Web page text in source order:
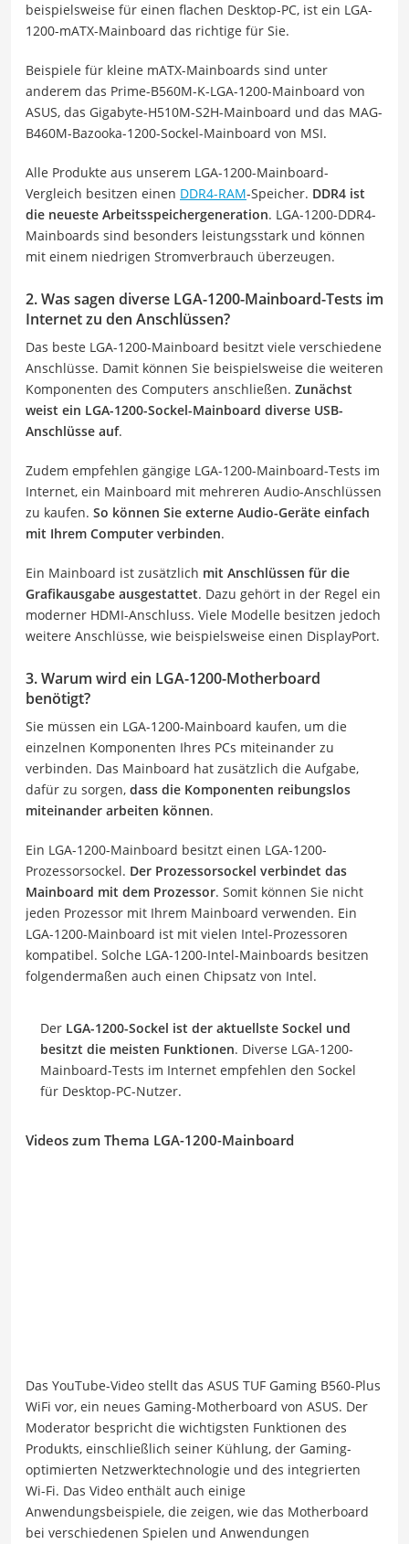
beispielsweise für einen flachen Desktop-PC, ist ein LGA-
1200-mATX-Mainboard das richtige für Sie.
Beispiele für kleine mATX-Mainboards sind unter
anderem das Prime-B560M-K-LGA-1200-Mainboard von
ASUS, das Gigabyte-H510M-S2H-Mainboard und das MAG-
B460M-Bazooka-1200-Sockel-Mainboard von MSI.
Alle Produkte aus unserem LGA-1200-Mainboard-
Vergleich besitzen einen DDR4-RAM-Speicher. DDR4 ist
die neueste Arbeitsspeichergeneration. LGA-1200-DDR4-
Mainboards sind besonders leistungsstark und können
mit einem niedrigen Stromverbrauch überzeugen.
2. Was sagen diverse LGA-1200-Mainboard-Tests im
Internet zu den Anschlüssen?
Das beste LGA-1200-Mainboard besitzt viele verschiedene
Anschlüsse. Damit können Sie beispielsweise die weiteren
Komponenten des Computers anschließen. Zunächst
weist ein LGA-1200-Sockel-Mainboard diverse USB-
Anschlüsse auf.
Zudem empfehlen gängige LGA-1200-Mainboard-Tests im
Internet, ein Mainboard mit mehreren Audio-Anschlüssen
zu kaufen. So können Sie externe Audio-Geräte einfach
mit Ihrem Computer verbinden.
Ein Mainboard ist zusätzlich mit Anschlüssen für die
Grafikausgabe ausgestattet. Dazu gehört in der Regel ein
moderner HDMI-Anschluss. Viele Modelle besitzen jedoch
weitere Anschlüsse, wie beispielsweise einen DisplayPort.
3. Warum wird ein LGA-1200-Motherboard
benötigt?
Sie müssen ein LGA-1200-Mainboard kaufen, um die
einzelnen Komponenten Ihres PCs miteinander zu
verbinden. Das Mainboard hat zusätzlich die Aufgabe,
dafür zu sorgen, dass die Komponenten reibungslos
miteinander arbeiten können.
Ein LGA-1200-Mainboard besitzt einen LGA-1200-
Prozessorsockel. Der Prozessorsockel verbindet das
Mainboard mit dem Prozessor. Somit können Sie nicht
jeden Prozessor mit Ihrem Mainboard verwenden. Ein
LGA-1200-Mainboard ist mit vielen Intel-Prozessoren
kompatibel. Solche LGA-1200-Intel-Mainboards besitzen
folgendermaßen auch einen Chipsatz von Intel.
Der LGA-1200-Sockel ist der aktuellste Sockel und
besitzt die meisten Funktionen. Diverse LGA-1200-
Mainboard-Tests im Internet empfehlen den Sockel
für Desktop-PC-Nutzer.
Videos zum Thema LGA-1200-Mainboard
Das YouTube-Video stellt das ASUS TUF Gaming B560-Plus
WiFi vor, ein neues Gaming-Motherboard von ASUS. Der
Moderator bespricht die wichtigsten Funktionen des
Produkts, einschließlich seiner Kühlung, der Gaming-
optimierten Netzwerktechnologie und des integrierten
Wi-Fi. Das Video enthält auch einige
Anwendungsbeispiele, die zeigen, wie das Motherboard
bei verschiedenen Spielen und Anwendungen